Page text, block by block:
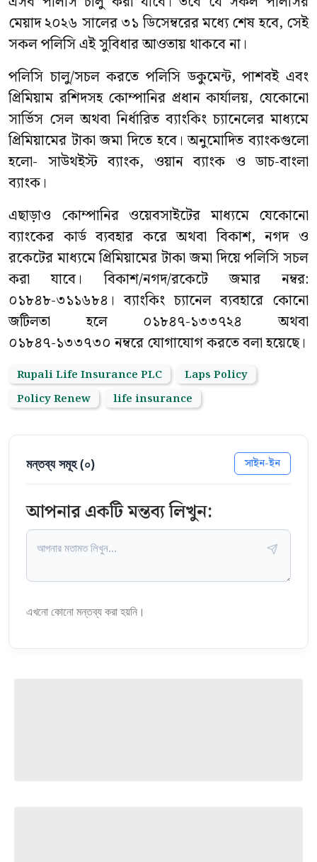
মেয়াদ ২০২৬ সালের ৩১ ডিসেম্বরের মধ্যে শেষ হবে, সেই
সকল পলিসি এই সুবিধার আওতায় থাকবে না।
পলিসি চালু/সচল করতে পলিসি ডকুমেন্ট, পাশবই এবং
প্রিমিয়াম রশিদসহ কোম্পানির প্রধান কার্যালয়, যেকোনো
সার্ভিস সেল অথবা নির্ধারিত ব্যাংকিং চ্যানেলের মাধ্যমে
প্রিমিয়ামের টাকা জমা দিতে হবে। অনুমোদিত ব্যাংকগুলো
হলো- সাউথইস্ট ব্যাংক, ওয়ান ব্যাংক ও ডাচ-বাংলা
ব্যাংক।
এছাড়াও কোম্পানির ওয়েবসাইটের মাধ্যমে যেকোনো
ব্যাংকের কার্ড ব্যবহার করে অথবা বিকাশ, নগদ ও
রকেটের মাধ্যমে প্রিমিয়ামের টাকা জমা দিয়ে পলিসি সচল
করা যাবে। বিকাশ/নগদ/রকেটে জমার নম্বর:
০১৮৪৮-৩১১৬৮৪। ব্যাংকিং চ্যানেল ব্যবহারে কোনো
জটিলতা হলে ০১৮৪৭-১৩৩৭২৪ অথবা
০১৮৪৭-১৩৩৭৩০ নম্বরে যোগাযোগ করতে বলা হয়েছে।
Rupali Life Insurance PLC
Laps Policy
Policy Renew
life insurance
মন্তব্য সমূহ (০) সাইন-ইন
আপনার একটি মন্তব্য লিখুন:
এখনো কোনো মন্তব্য করা হয়নি।